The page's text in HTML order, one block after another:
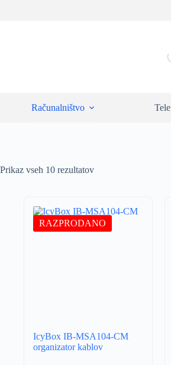
Računalništvo
Prikaz vseh 10 rezultatov
RAZPRODANO
IcyBox IB-MSA104-CM
organizator kablov